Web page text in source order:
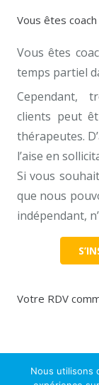
Vous êtes coach
Vous êtes
temps partiel
Cependant,
clients peut
thérapeutes.
l’aise en
Si vous
que nous
indépendant,
Votre RDV
Nous utilisons